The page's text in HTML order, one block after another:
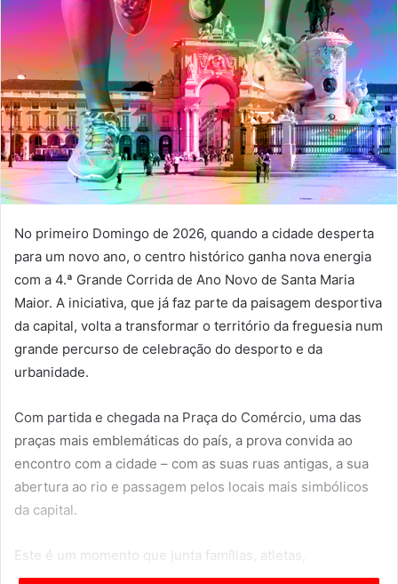
No primeiro Domingo de 2026, quando a cidade desperta
para um novo ano, o centro histórico ganha nova energia
com a 4.ª Grande Corrida de Ano Novo de Santa Maria
Maior. A iniciativa, que já faz parte da paisagem desportiva
da capital, volta a transformar o território da freguesia num
grande percurso de celebração do desporto e da
urbanidade.
Com partida e chegada na Praça do Comércio, uma das
praças mais emblemáticas do país, a prova convida ao
encontro com a cidade – com as suas ruas antigas, a sua
abertura ao rio e passagem pelos locais mais simbólicos
da capital.
Este é um momento que junta famílias, atletas,
caminhantes, vizinhos e visitantes numa mesma dinâmica: